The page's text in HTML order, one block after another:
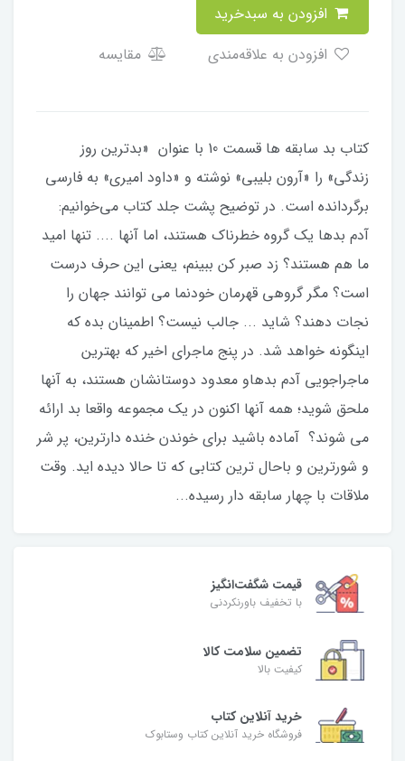
مقایسه
​​​​کتاب بد سابقه ها قسمت 10 با عنوان «بدترین روز
زندگی» را «آرون بلیبی» نوشته و «داود امیری» به فارسی
برگردانده است. در توضیح پشت جلد کتاب می‌خوانیم:
آدم بدها یک گروه خطرناک هستند، اما آنها .... تنها امید
ما هم هستند؟ زد صبر کن ببینم، یعنی این حرف درست
است؟ مگر گروهی قهرمان خودنما می توانند جهان را
نجات دهند؟ شاید ... جالب نیست؟ اطمینان بده که
اینگونه خواهد شد. در پنج ماجرای اخیر که بهترین
ماجراجویی آدم بدهاو معدود دوستانشان هستند، به آنها
ملحق شوید؛ همه آنها اکنون در یک مجموعه واقعا بد ارائه
می شوند؟ آماده باشید برای خوندن خنده دارترین، پر شر
و شورترین و باحال ترین کتابی که تا حالا دیده اید. وقت
ملاقات با چهار سابقه دار رسیده...
قیمت شگفت‌انگیز
با تخفیف باورنکردنی
تضمین سلامت کالا
کیفیت بالا
خرید آنلاین کتاب
فروشگاه خرید آنلاین کتاب وستابوک